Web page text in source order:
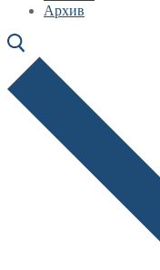
Архив